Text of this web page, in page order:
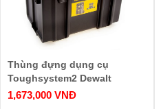
Thùng đựng dụng cụ
Toughsystem2 Dewalt
DWST83342-1
1,673,000 VNĐ